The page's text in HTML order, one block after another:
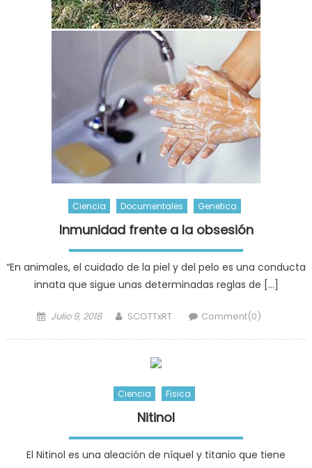
Ciencia Documentales Genetica
Inmunidad frente a la obsesión
“En animales, el cuidado de la piel y del pelo es una conducta
innata que sigue unas determinadas reglas de […]
Posted
Julio 9, 2018 Author
SCOTTxRT Comment(0)
Ciencia Fisica
Nitinol
El Nitinol es una aleación de níquel y titanio que tiene